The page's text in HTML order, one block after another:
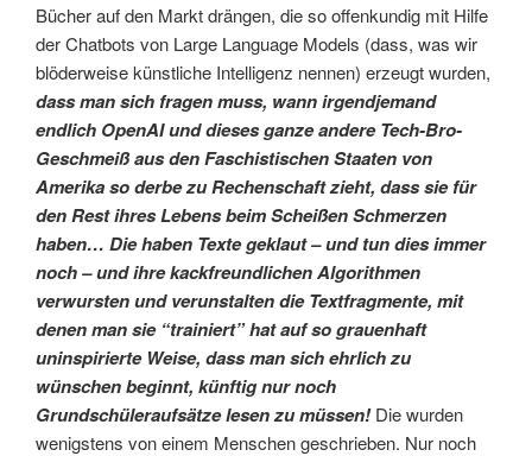
Bücher auf den Markt drängen, die so offenkundig mit Hilfe
der Chatbots von Large Language Models (dass, was wir
blöderweise künstliche Intelligenz nennen) erzeugt wurden,
dass man sich fragen muss, wann irgendjemand
endlich OpenAI und dieses ganze andere Tech-Bro-
Geschmeiß aus den Faschistischen Staaten von
Amerika so derbe zu Rechenschaft zieht, dass sie für
den Rest ihres Lebens beim Scheißen Schmerzen
haben… Die haben Texte geklaut – und tun dies immer
noch – und ihre kackfreundlichen Algorithmen
verwursten und verunstalten die Textfragmente, mit
denen man sie “trainiert” hat auf so grauenhaft
uninspirierte Weise, dass man sich ehrlich zu
wünschen beginnt, künftig nur noch
Grundschüleraufsätze lesen zu müssen!Die wurden
wenigstens von einem Menschen geschrieben. Nur noch